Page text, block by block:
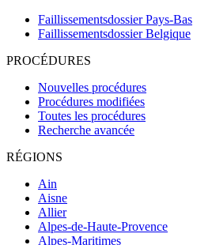
Faillissementsdossier Pays-Bas
Faillissementsdossier Belgique
PROCÉDURES
Nouvelles procédures
Procédures modifiées
Toutes les procédures
Recherche avancée
RÉGIONS
Ain
Aisne
Allier
Alpes-de-Haute-Provence
Alpes-Maritimes